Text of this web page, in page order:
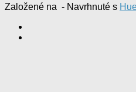
Založené na - Navrhnuté s